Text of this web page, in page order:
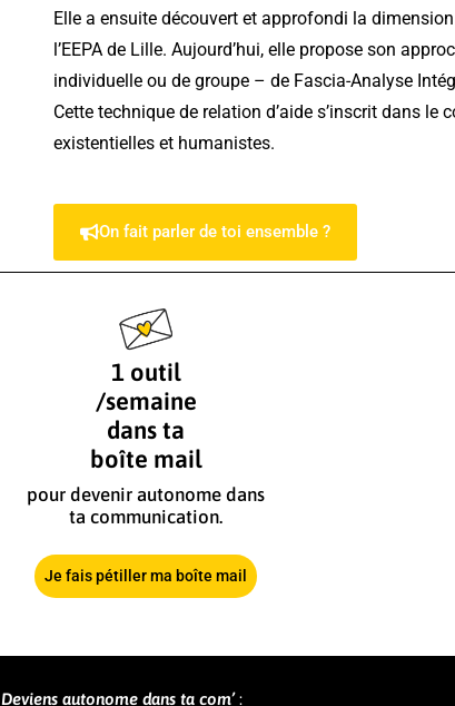
Elle a ensuite découvert et approfondi la
l’EEPA de Lille. Aujourd’hui, elle propose son
individuelle ou de groupe – de Fascia-Analyse
Cette technique de relation d’aide s’inscrit dans le
existentielles et humanistes.
On fait parler de toi ensemble ?
1 outil
/semaine
dans ta
boîte mail
pour devenir autonome dans
ta communication.
Je fais pétiller ma boîte mail
Deviens autonome dans ta com’: